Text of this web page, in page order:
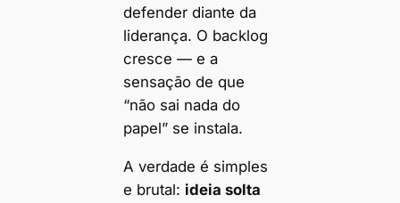
defender diante da
liderança. O backlog
cresce — e a
sensação de que
“não sai nada do
papel” se instala.
A verdade é simples
e brutal: ideia solta